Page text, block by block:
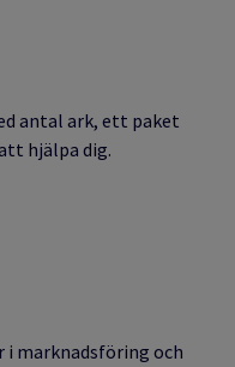
antal ark, ett paket
hjälpa dig.
i marknadsföring och